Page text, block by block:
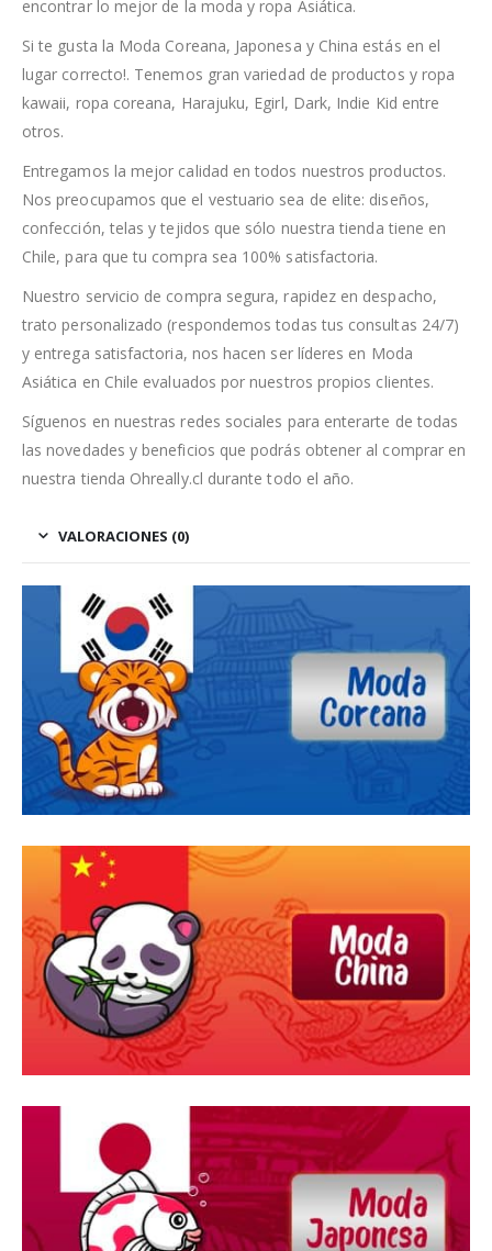
encontrar lo mejor de la moda y ropa Asiática.
Si te gusta la Moda Coreana, Japonesa y China estás en el
lugar correcto!. Tenemos gran variedad de productos y ropa
kawaii, ropa coreana, Harajuku, Egirl, Dark, Indie Kid entre
otros.
Entregamos la mejor calidad en todos nuestros productos.
Nos preocupamos que el vestuario sea de elite: diseños,
confección, telas y tejidos que sólo nuestra tienda tiene en
Chile, para que tu compra sea 100% satisfactoria.
Nuestro servicio de compra segura, rapidez en despacho,
trato personalizado (respondemos todas tus consultas 24/7)
y entrega satisfactoria, nos hacen ser líderes en Moda
Asiática en Chile evaluados por nuestros propios clientes.
Síguenos en nuestras redes sociales para enterarte de todas
las novedades y beneficios que podrás obtener al comprar en
nuestra tienda Ohreally.cl durante todo el año.
VALORACIONES (0)